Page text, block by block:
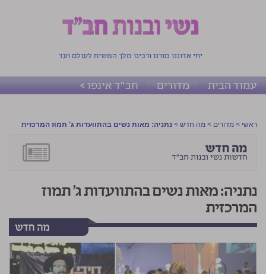
יחי אדוננו מורנו ורבינו מלך המשיח לעולם ועד
עמוד הבית מדורים חב"ד אינפו >
ראשי > מדורים > מה חדש > נתניה: מאות נשים בהתוועדות ג' תמוז המרכזית
נתניה: מאות נשים בהתוועדות ג' תמוז
המרכזית